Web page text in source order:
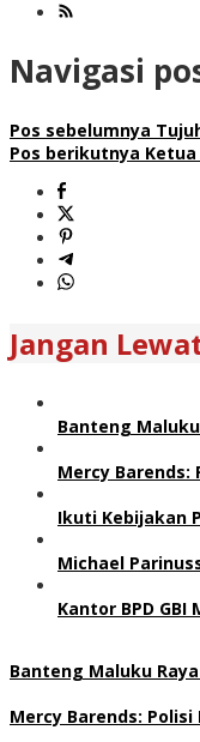
Navigasi
Pos sebelumnya
Pos berikutnya
Jangan
Banteng
Mercy Barends:
Ikuti Kebijakan
Michael
Kantor BPD
Banteng Maluku
Mercy Barends: